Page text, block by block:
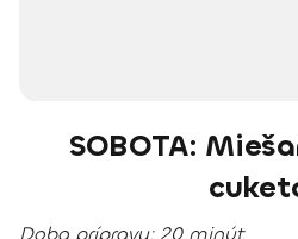
SOBOTA:
Doba prípravy: 20 minút